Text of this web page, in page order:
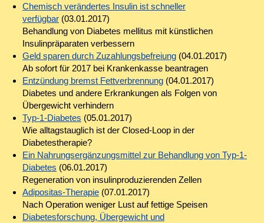
Chemisch verändertes Insulin ist schneller
verfügbar(03.01.2017)
Behandlung von Diabetes mellitus mit künstlichen
Insulinpräparaten verbessern
Geld sparen durch Zuzahlungsbefreiung(04.01.2017)
Ab sofort für 2017 bei Krankenkasse beantragen
Entzündung bremst Fettverbrennung(04.01.2017)
Diabetes und andere Erkrankungen als Folgen von
Übergewicht verhindern
Typ-1-Diabetes (05.01.2017)
Wie alltagstauglich ist der Closed-Loop in der
Diabetestherapie?
Ein Nahrungsergänzungsmittel zur Behandlung von Typ-1-
Diabetes (06.01.2017)
Regeneration von insulinproduzierenden Zellen
Adipositas-Therapie(07.01.2017)
Nach Operation weniger Lust auf fettige Speisen
Diabetesforschung, Übergewicht und